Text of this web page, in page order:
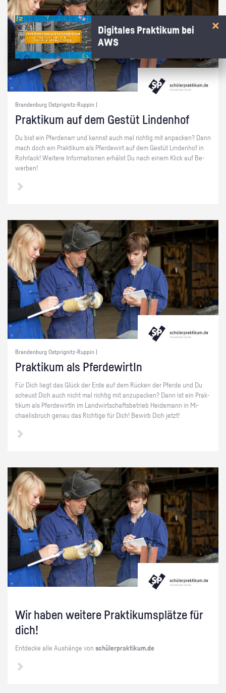
Brandenburg Ostprignitz-Ruppin |
Prak­ti­kum auf dem Ge­stüt Lin­den­hof
Du bist ein Pfer­de­narr und kannst auch mal rich­tig mit an­pa­cken? Dann
mach doch ein Prak­ti­kum als Pfer­de­wirt auf dem Ge­stüt Lin­den­hof in
Rohr­lack! Wei­te­re In­for­ma­tio­nen er­hälst Du nach einem Klick auf Be­
wer­ben!
Brandenburg Ostprignitz-Ruppin |
Prak­ti­kum als Pfer­de­wir­tIn
Für Dich liegt das Glück der Erde auf dem Rü­cken der Pfer­de und Du
scheust Dich auch nicht mal rich­tig mit an­zu­pa­cken? Dann ist ein Prak­
ti­kum als Pfer­de­wir­tIn im Land­wirt­schafts­be­trieb Hei­de­mann in Mi­
chae­lis­bruch genau das Rich­ti­ge für Dich! Be­wirb Dich jetzt!
Wir haben wei­te­re Prak­ti­kums­plät­ze für
dich!
Ent­de­cke alle Aus­hän­ge von schü­ler­prak­ti­kum.de
Digitales Praktikum bei
AWS